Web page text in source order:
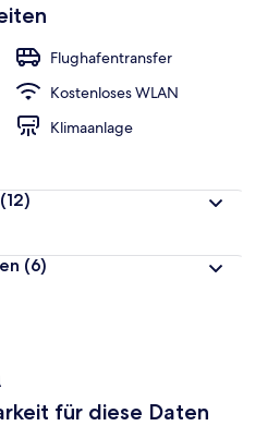
Flughafentransfer
Kostenloses WLAN
Klimaanlage
(12)
(6)
für diese Daten